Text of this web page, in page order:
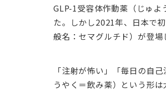
GLP-1受容体作動薬（じゅ
た。しかし2021年、日本で
般名：セマグルチド）が登場
「注射が怖い」「毎日の自
うやく＝飲み薬）という形